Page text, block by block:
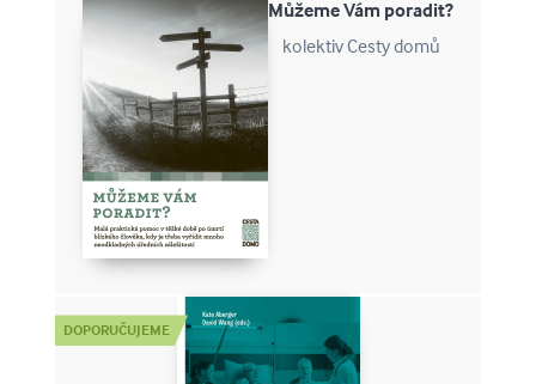
Můžeme Vám poradit?
kolektiv Cesty domů